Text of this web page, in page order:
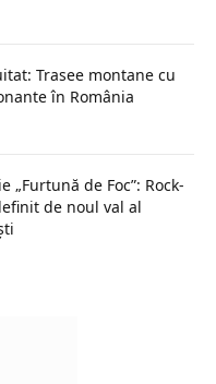
Trasee montane cu
în România
„Furtună de Foc”: Rock-
de noul val al